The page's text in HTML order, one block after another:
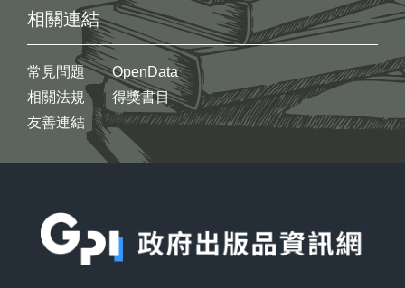
相關連結
常見問題
相關法規
友善連結
OpenData
得獎書目